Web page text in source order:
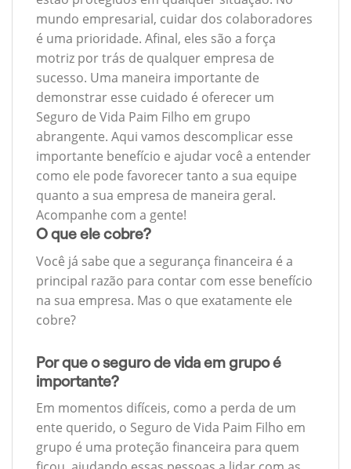
mundo empresarial, cuidar dos colaboradores
é uma prioridade. Afinal, eles são a força
motriz por trás de qualquer empresa de
sucesso. Uma maneira importante de
demonstrar esse cuidado é oferecer um
Seguro de Vida Paim Filho em grupo
abrangente. Aqui vamos descomplicar esse
importante benefício e ajudar você a entender
como ele pode favorecer tanto a sua equipe
quanto a sua empresa de maneira geral.
Acompanhe com a gente!
O que ele cobre?
Você já sabe que a segurança financeira é a
principal razão para contar com esse benefício
na sua empresa. Mas o que exatamente ele
cobre?
Por que o seguro de vida em grupo é
importante?
Em momentos difíceis, como a perda de um
ente querido, o Seguro de Vida Paim Filho em
grupo é uma proteção financeira para quem